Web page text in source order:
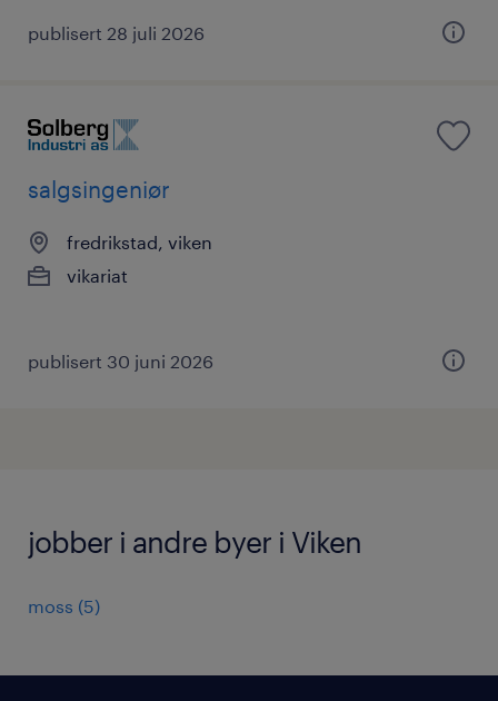
publisert 28 juli 2026
salgsingeniør
fredrikstad, viken
vikariat
publisert 30 juni 2026
jobber i andre byer i Viken
moss (5)